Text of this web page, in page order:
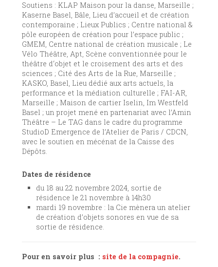
Soutiens : KLAP Maison pour la danse, Marseille ;
Kaserne Basel, Bâle, Lieu d’accueil et de création
contemporaine ; Lieux Publics ; Centre national &
pôle européen de création pour l’espace public ;
GMEM, Centre national de création musicale ; Le
Vélo Théâtre, Apt, Scène conventionnée pour le
théâtre d‘objet et le croisement des arts et des
sciences ; Cité des Arts de la Rue, Marseille ;
KASKO, Basel, Lieu dédié aux arts actuels, la
performance et la médiation culturelle ; FAI-AR,
Marseille ; Maison de cartier Iselin, Im Westfeld
Basel ; un projet mené en partenariat avec l’Amin
Théâtre – Le TAG dans le cadre du programme
StudioD Emergence de l’Atelier de Paris / CDCN,
avec le soutien en mécénat de la Caisse des
Dépôts.
Dates de résidence
du 18 au 22 novembre 2024, sortie de
résidence le 21 novembre à 14h30
mardi 19 novembre : la Cie mènera un atelier
de création d’objets sonores en vue de sa
sortie de résidence.
Pour en savoir plus : site de la compagnie.